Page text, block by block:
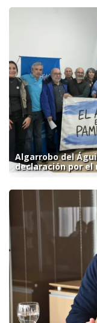
Algarrobo del
declaración por el